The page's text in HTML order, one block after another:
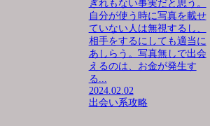
ぎれもない事実だと思う。
自分が使う時に写真を載せ
ていない人は無視するし、
相手をするにしても適当に
あしらう。写真無しで出会
えるのは、お金が発生す
る...
2024.02.02
出会い系攻略